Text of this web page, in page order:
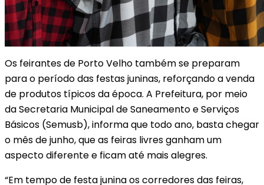
Os feirantes de Porto Velho também se preparam
para o período das festas juninas, reforçando a venda
de produtos típicos da época. A Prefeitura, por meio
da Secretaria Municipal de Saneamento e Serviços
Básicos (Semusb), informa que todo ano, basta chegar
o mês de junho, que as feiras livres ganham um
aspecto diferente e ficam até mais alegres.
“Em tempo de festa junina os corredores das feiras,